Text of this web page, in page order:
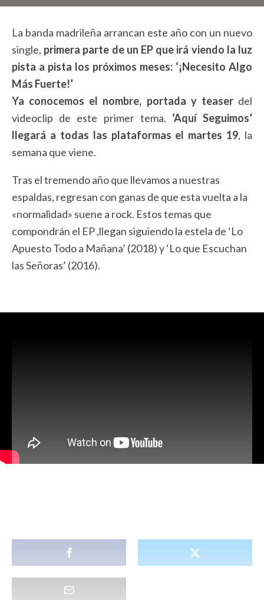
La banda madrileña arrancan este año con un nuevo
single, primera parte de un EP que irá viendo la luz
pista a pista los próximos meses: ‘¡Necesito Algo
Más Fuerte!’
Ya conocemos el nombre, portada y teaserdel
videoclip de este primer tema. ‘Aquí Seguimos’
llegará a todas las plataformas el martes 19, la
semana que viene.
Tras el tremendo año que llevamos a nuestras
espaldas, regresan con ganas de que esta vuelta a la
«normalidad» suene a rock. Estos temas que
compondrán el EP ,llegan siguiendo la estela de ‘Lo
Apuesto Todo a Mañana’ (2018) y ‘Lo que Escuchan
las Señoras’ (2016).